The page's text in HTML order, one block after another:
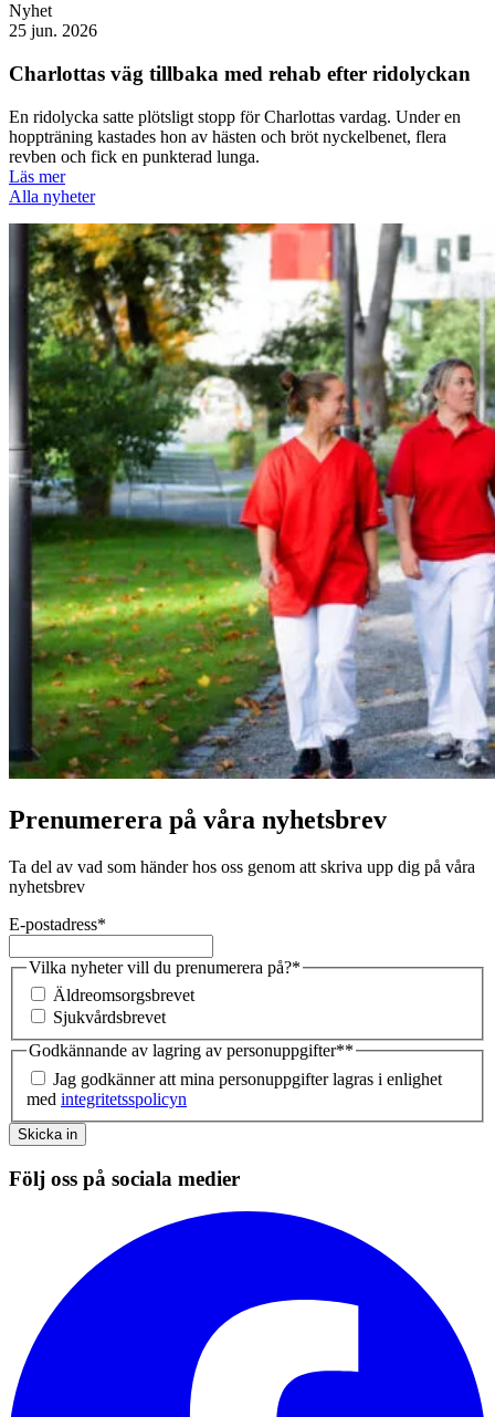
Nyhet
25 jun. 2026
Charlottas väg tillbaka med rehab efter ridolyckan
En ridolycka satte plötsligt stopp för Charlottas vardag. Under en
hoppträning kastades hon av hästen och bröt nyckelbenet, flera
revben och fick en punkterad lunga.
Läs mer
Alla nyheter
Prenumerera på våra nyhetsbrev
Ta del av vad som händer hos oss genom att skriva upp dig på våra
nyhetsbrev
E-postadress*
Vilka nyheter vill du prenumerera på?*
Äldreomsorgsbrevet
Sjukvårdsbrevet
Godkännande av lagring av personuppgifter**
Jag godkänner att mina personuppgifter lagras i enlighet
med integritetsspolicyn
Skicka in
Följ oss på sociala medier